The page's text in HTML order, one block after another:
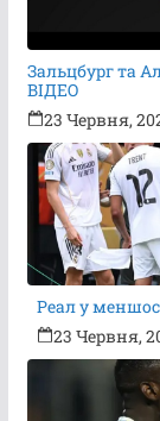
Зальцбург та
ВІДЕО
23 Червня,
Реал у
23 Червня,